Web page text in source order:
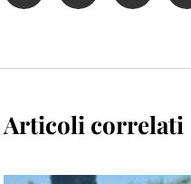
Articoli correlati